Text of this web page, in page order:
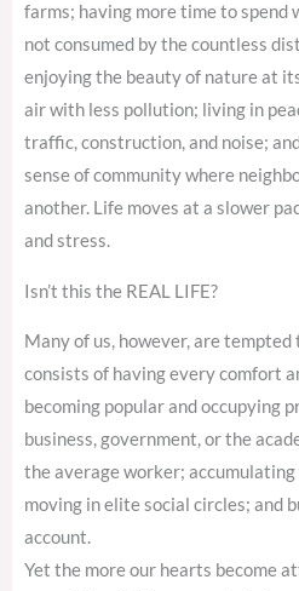
farms; having more time to spend
not consumed by the countless
enjoying the beauty of nature at
air with less pollution; living in
traffic, construction, and noise;
sense of community where
another. Life moves at a slower
and stress.
Isn’t this the REAL LIFE?
Many of us, however, are
consists of having every comfort
becoming popular and occupying
business, government, or the
the average worker;
moving in elite social circles; and
account.
Yet the more our hearts become